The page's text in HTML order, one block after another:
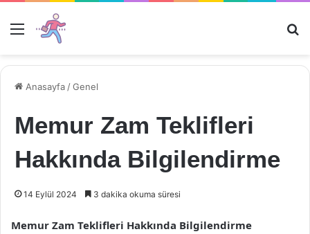
Menü
Anasayfa /Genel
Memur Zam Teklifleri
Hakkında Bilgilendirme
14 Eylül 2024 3 dakika okuma süresi
Memur Zam Teklifleri Hakkında Bilgilendirme